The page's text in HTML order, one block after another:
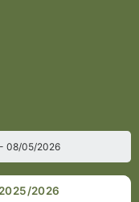
- 08/05/2026
2025/2026